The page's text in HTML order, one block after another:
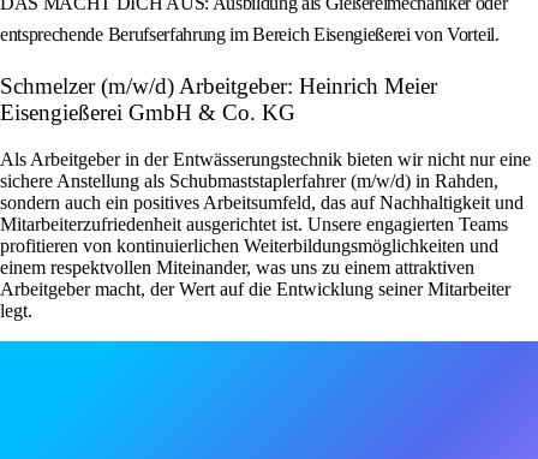
entsprechende Berufserfahrung im Bereich Eisengießerei von Vorteil.
Schmelzer (m/w/d) Arbeitgeber: Heinrich Meier
Eisengießerei GmbH & Co. KG
Als Arbeitgeber in der Entwässerungstechnik bieten wir nicht nur eine
sichere Anstellung als Schubmaststaplerfahrer (m/w/d) in Rahden,
sondern auch ein positives Arbeitsumfeld, das auf Nachhaltigkeit und
Mitarbeiterzufriedenheit ausgerichtet ist. Unsere engagierten Teams
profitieren von kontinuierlichen Weiterbildungsmöglichkeiten und
einem respektvollen Miteinander, was uns zu einem attraktiven
Arbeitgeber macht, der Wert auf die Entwicklung seiner Mitarbeiter
legt.